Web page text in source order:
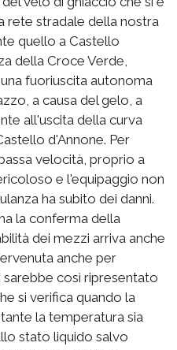
rete stradale della nostra
quello a Castello
della Croce Verde,
fuoriuscita autonoma
a causa del gelo, a
all'uscita della curva
d'Annone. Per
velocità, proprio a
e l'equipaggio non
ha subito dei danni.
la conferma della
dei mezzi arriva anche
anche per
sarebbe così ripresentato
si verifica quando la
la temperatura sia
stato liquido salvo